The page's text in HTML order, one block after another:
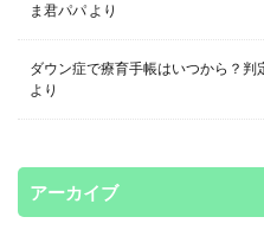
ま君パパ より
ダウン症で療育手帳はいつから？
より
アーカイブ